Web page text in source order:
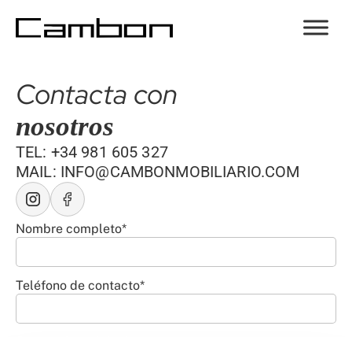
Contacta con
nosotros
TEL: +34 981 605 327
MAIL: INFO@CAMBONMOBILIARIO.COM
Nombre completo*
Teléfono de contacto*